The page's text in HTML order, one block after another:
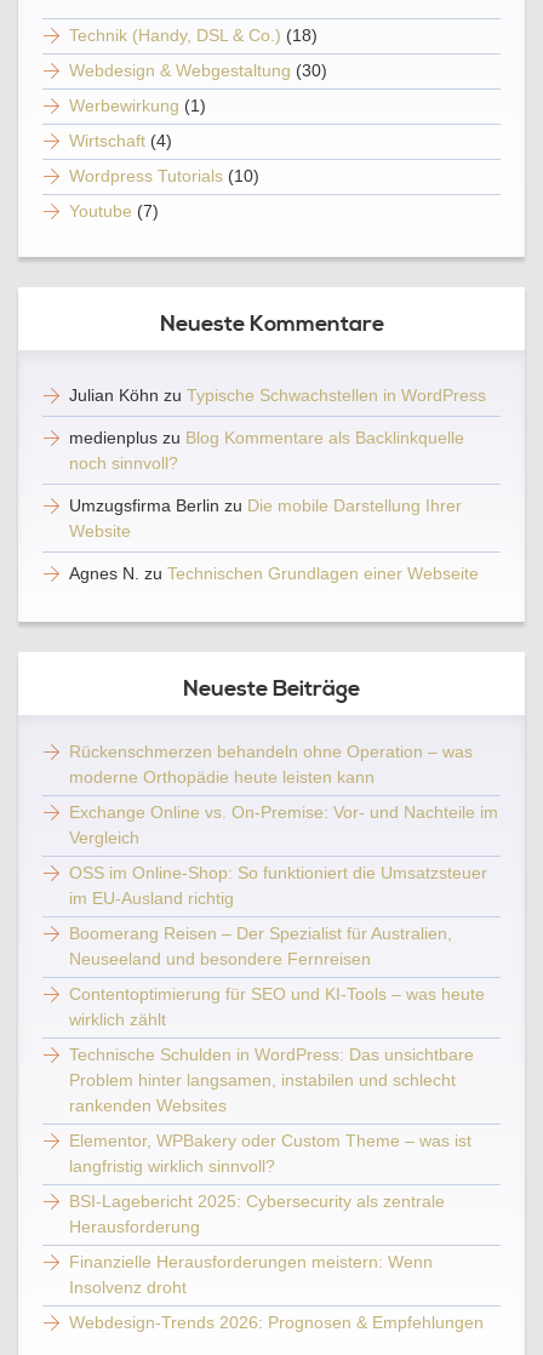
Technik (Handy, DSL & Co.) (18)
Webdesign & Webgestaltung (30)
Werbewirkung (1)
Wirtschaft (4)
Wordpress Tutorials (10)
Youtube (7)
Neueste Kommentare
Julian Köhn zu Typische Schwachstellen in WordPress
medienplus zu Blog Kommentare als Backlinkquelle
noch sinnvoll?
Umzugsfirma Berlin zu Die mobile Darstellung Ihrer
Website
Agnes N. zu Technischen Grundlagen einer Webseite
Neueste Beiträge
Rückenschmerzen behandeln ohne Operation – was
moderne Orthopädie heute leisten kann
Exchange Online vs. On-Premise: Vor- und Nachteile im
Vergleich
OSS im Online-Shop: So funktioniert die Umsatzsteuer
im EU-Ausland richtig
Boomerang Reisen – Der Spezialist für Australien,
Neuseeland und besondere Fernreisen
Contentoptimierung für SEO und KI-Tools – was heute
wirklich zählt
Technische Schulden in WordPress: Das unsichtbare
Problem hinter langsamen, instabilen und schlecht
rankenden Websites
Elementor, WPBakery oder Custom Theme – was ist
langfristig wirklich sinnvoll?
BSI-Lagebericht 2025: Cybersecurity als zentrale
Herausforderung
Finanzielle Herausforderungen meistern: Wenn
Insolvenz droht
Webdesign-Trends 2026: Prognosen & Empfehlungen